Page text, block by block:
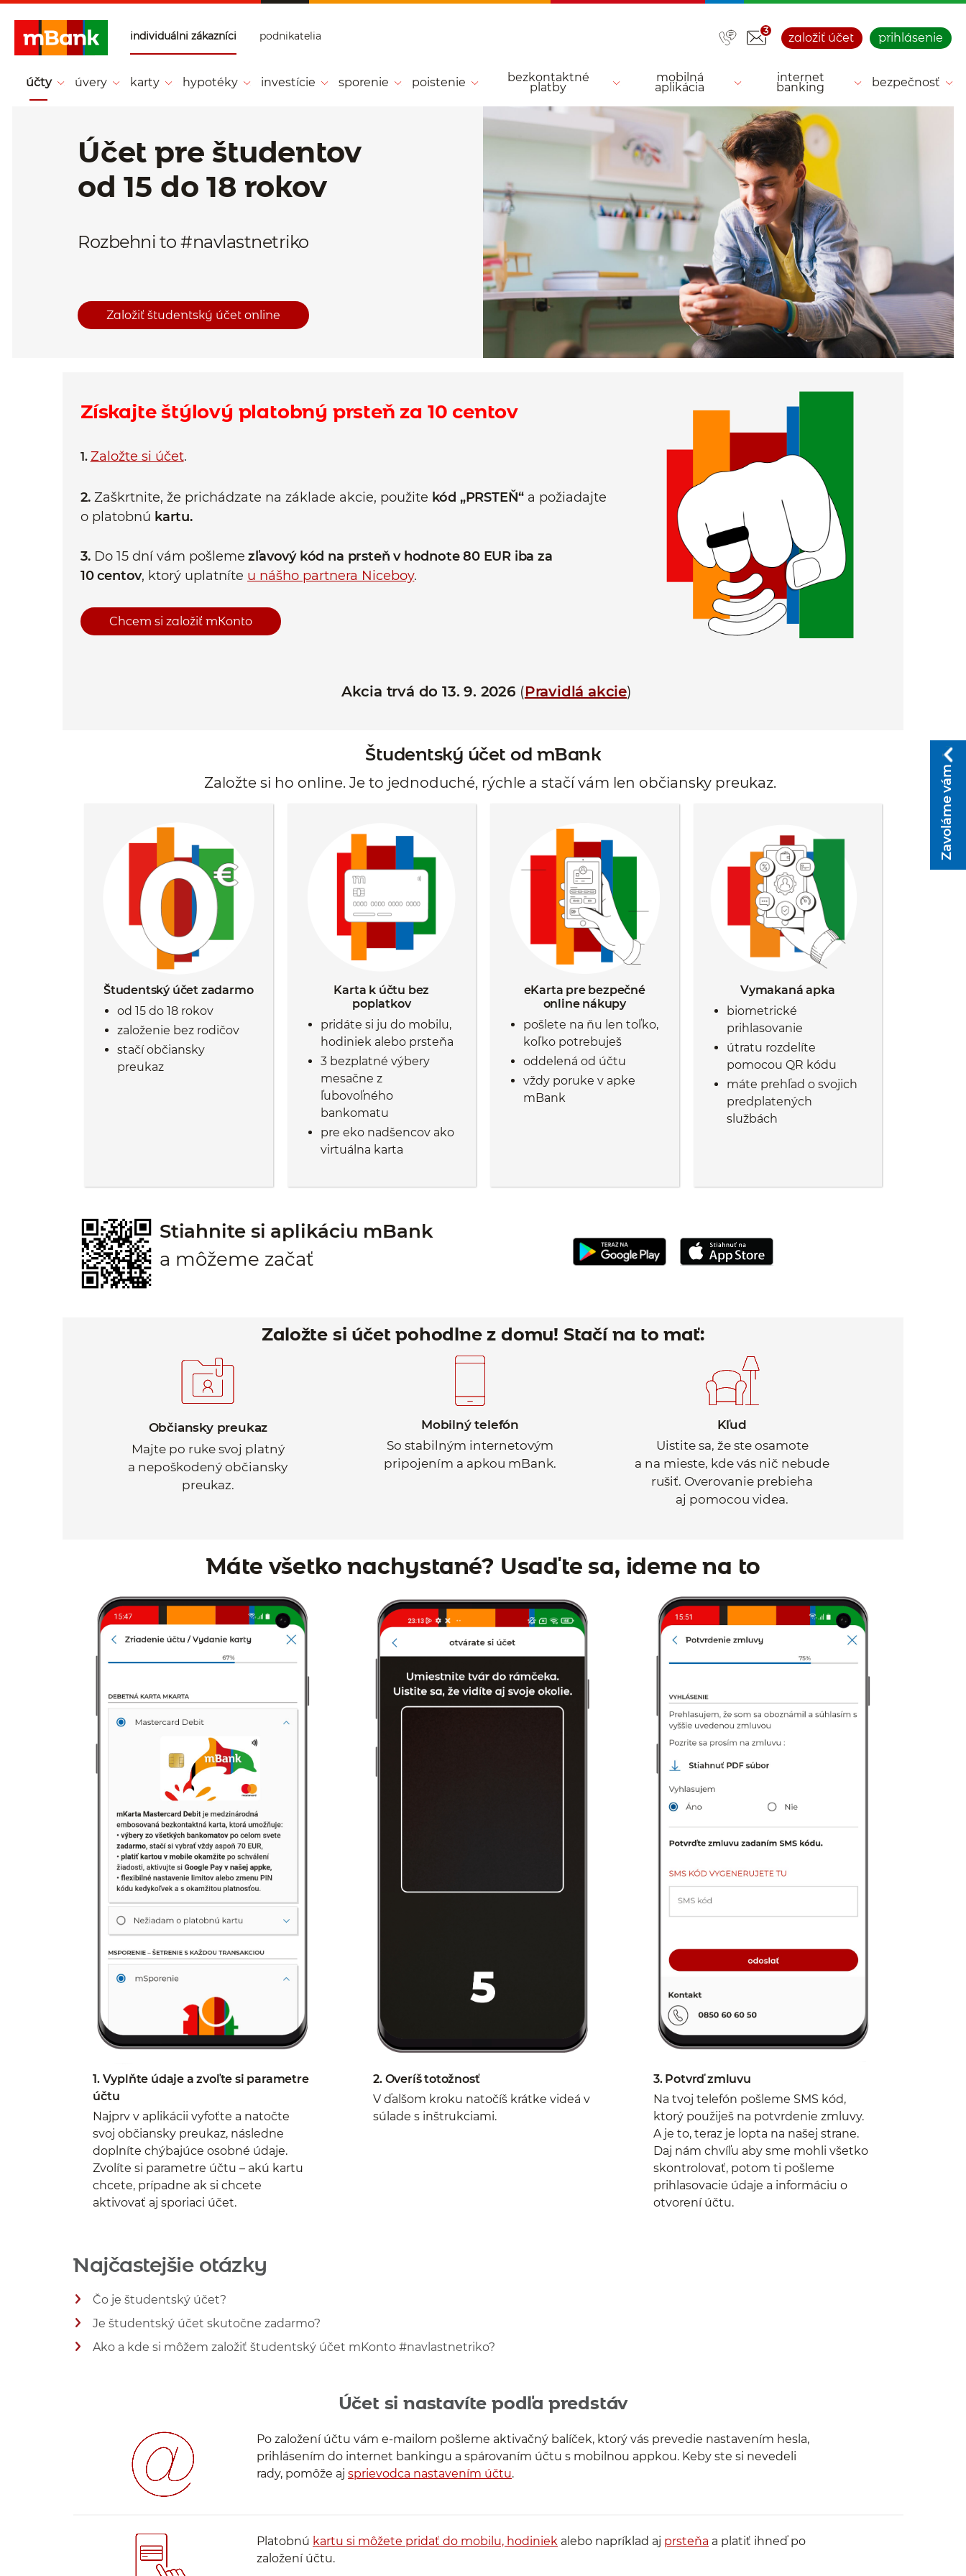
uálni zákazníci -
Hlavná stránka
individuálni zákazníci
účty úvery karty hypotéky investície sporenie poistenie bezkontaktné
platby
mobilná
aplikácia
internet
banking bezpečnosť
podnikatelia 3
založiť účet prihlásenie
Účet pre študentov
od 15 do 18 rokov
Rozbehni to #navlastnetriko
Založiť študentský účet online
Zavoláme vám
Získajte štýlový platobný prsteň za 10 centov
1. Založte si účet.
2.Zaškrtnite, že prichádzate na základe akcie, použite kód „PRSTEŇ“ a požiadajte
o platobnú kartu.
3.Do 15 dní vám pošleme zľavový kód na prsteň v hodnote 80 EUR iba za
10 centov, ktorý uplatníte u nášho partnera Niceboy.
Chcem si založiť mKonto
Akcia trvá do 13. 9. 2026 (Pravidlá akcie)
Študentský účet od mBank
Založte si ho online. Je to jednoduché, rýchle a stačí vám len občiansky preukaz.
Študentský účet zadarmo
od 15 do 18 rokov
založenie bez rodičov
stačí občiansky
preukaz
Karta k účtu bez
poplatkov
pridáte si ju do mobilu,
hodiniek alebo prsteňa
3 bezplatné výbery
mesačne z
ľubovoľného
bankomatu
pre eko nadšencov ako
virtuálna karta
eKarta pre bezpečné
online nákupy
pošlete na ňu len toľko,
koľko potrebuješ
oddelená od účtu
vždy poruke v apke
mBank
Vymakaná apka
biometrické
prihlasovanie
útratu rozdelíte
pomocou QR kódu
máte prehľad o svojich
predplatených
službách
Stiahnite si aplikáciu mBank
a môžeme začať
Založte si účet pohodlne z domu! Stačí na to mať:
Občiansky preukaz
Majte po ruke svoj platný
a nepoškodený občiansky
preukaz.
Mobilný telefón
So stabilným internetovým
pripojením a apkou mBank.
Kľud
Uistite sa, že ste osamote
a na mieste, kde vás nič nebude
rušiť. Overovanie prebieha
aj pomocou videa.
Máte všetko nachystané? Usaďte sa, ideme na to
1. Vyplňte údaje a zvoľte si parametre
účtu
Najprv v aplikácii vyfoťte a natočte
svoj občiansky preukaz, následne
doplníte chýbajúce osobné údaje.
Zvolíte si parametre účtu – akú kartu
chcete, prípadne ak si chcete
aktivovať aj sporiaci účet.
2. Overíš totožnosť
V ďalšom kroku natočíš krátke videá v
súlade s inštrukciami.
3. Potvrď zmluvu
Na tvoj telefón pošleme SMS kód,
ktorý použiješ na potvrdenie zmluvy.
A je to, teraz je lopta na našej strane.
Daj nám chvíľu aby sme mohli všetko
skontrolovať, potom ti pošleme
prihlasovacie údaje a informáciu o
otvorení účtu.
Najčastejšie otázky
Čo je študentský účet?
Zobraziť viac informácií
Je študentský účet skutočne zadarmo?
Zobraziť viac informácií
Ako a kde si môžem založiť študentský účet mKonto #navlastnetriko?
Účet si nastavíte podľa predstáv
Po založení účtu vám e-mailom pošleme aktivačný balíček, ktorý vás prevedie nastavením hesla,
prihlásením do internet bankingu a spárovaním účtu s mobilnou appkou. Keby ste si nevedeli
rady, pomôže aj sprievodca nastavením účtu.
Platobnú kartu si môžete pridať do mobilu, hodiniek alebo napríklad aj prsteňa a platiť ihneď po
založení účtu.